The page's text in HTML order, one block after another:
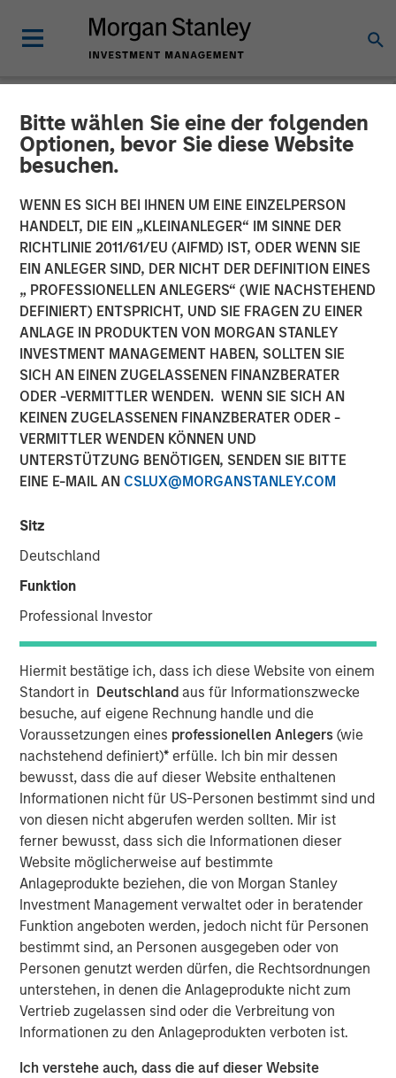
Bitte wählen Sie eine der folgenden
Optionen, bevor Sie diese Website
besuchen.
WENN ES SICH BEI IHNEN UM EINE EINZELPERSON
HANDELT, DIE EIN „KLEINANLEGER“ IM SINNE DER
RICHTLINIE 2011/61/EU (AIFMD) IST, ODER WENN SIE
EIN ANLEGER SIND, DER NICHT DER DEFINITION EINES
„ PROFESSIONELLEN ANLEGERS“ (WIE NACHSTEHEND
DEFINIERT) ENTSPRICHT, UND SIE FRAGEN ZU EINER
ANLAGE IN PRODUKTEN VON MORGAN STANLEY
INVESTMENT MANAGEMENT HABEN, SOLLTEN SIE
SICH AN EINEN ZUGELASSENEN FINANZBERATER
ODER -VERMITTLER WENDEN. WENN SIE SICH AN
KEINEN ZUGELASSENEN FINANZBERATER ODER -
VERMITTLER WENDEN KÖNNEN UND
UNTERSTÜTZUNG BENÖTIGEN, SENDEN SIE BITTE
EINE E-MAIL AN CSLUX@MORGANSTANLEY.COM
Sitz
Deutschland
Funktion
Professional Investor
Hiermit bestätige ich, dass ich diese Website von einem
Standort in Deutschland aus für Informationszwecke
besuche, auf eigene Rechnung handle und die
Voraussetzungen eines professionellen Anlegers(wie
nachstehend definiert)* erfülle. Ich bin mir dessen
bewusst, dass die auf dieser Website enthaltenen
Informationen nicht für US-Personen bestimmt sind und
von diesen nicht abgerufen werden sollten. Mir ist
ferner bewusst, dass sich die Informationen dieser
Website möglicherweise auf bestimmte
Anlageprodukte beziehen, die von Morgan Stanley
Investment Management verwaltet oder in beratender
Funktion angeboten werden, jedoch nicht für Personen
bestimmt sind, an Personen ausgegeben oder von
Personen genutzt werden dürfen, die Rechtsordnungen
unterstehen, in denen die Anlageprodukte nicht zum
Vertrieb zugelassen sind oder die Verbreitung von
Informationen zu den Anlageprodukten verboten ist.
Ich verstehe auch, dass die auf dieser Website
NEWSROOM
Fast Casual Restaurant
Brand Urban Plates Closes
$27 Million Financing with
Morgan Stanley Expansion
Capital
03 AUGUST 2023
SOLANA BEACH, Calif. – August 3, 2023
California-based
restaurant brand with 17 locations – announced today
investment funds managed by Morgan Stanley Expansion
Capital. Urban Plates will use the proceeds to fund
Heightened consumer demand for fresh, craveable
made-from-scratch meals at fair prices has allowed
Urban Plates to achieve one of the highest average unit
volumes in the fast casual dining space. Significant
investments in technology over the past three years have
allowed Urban Plates to deliver frictionless access for its
guests whether they choose to dine-in, take out, or have
food delivered. The investments have enabled digital
order growth, which now represents 50% of total orders.
In the second half of 2023, Urban Plates will open two
new locations and anticipates accelerating new openings
in 2024 and beyond.
"Our menu and our concept are right for the times," stated
Saad Nadhir, Urban Plates’ Co-Founder and CEO.
"Wherever you are on your journey to eat better, we will
meet you there. We believe that everyone deserves to eat
this good. We are very pleased to work with Morgan
Stanley Expansion Capital as we continue to expand the
brand footprint and to position ourselves for continued